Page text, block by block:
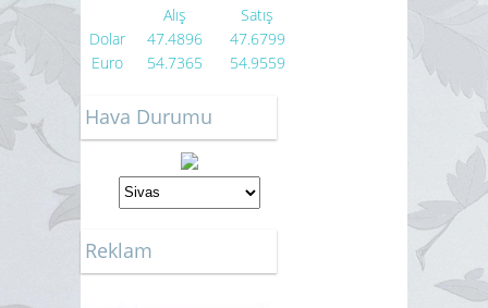
Alış
Satış
Dolar
47.4896
47.6799
Euro
54.7365 54.9559
Hava Durumu
Reklam